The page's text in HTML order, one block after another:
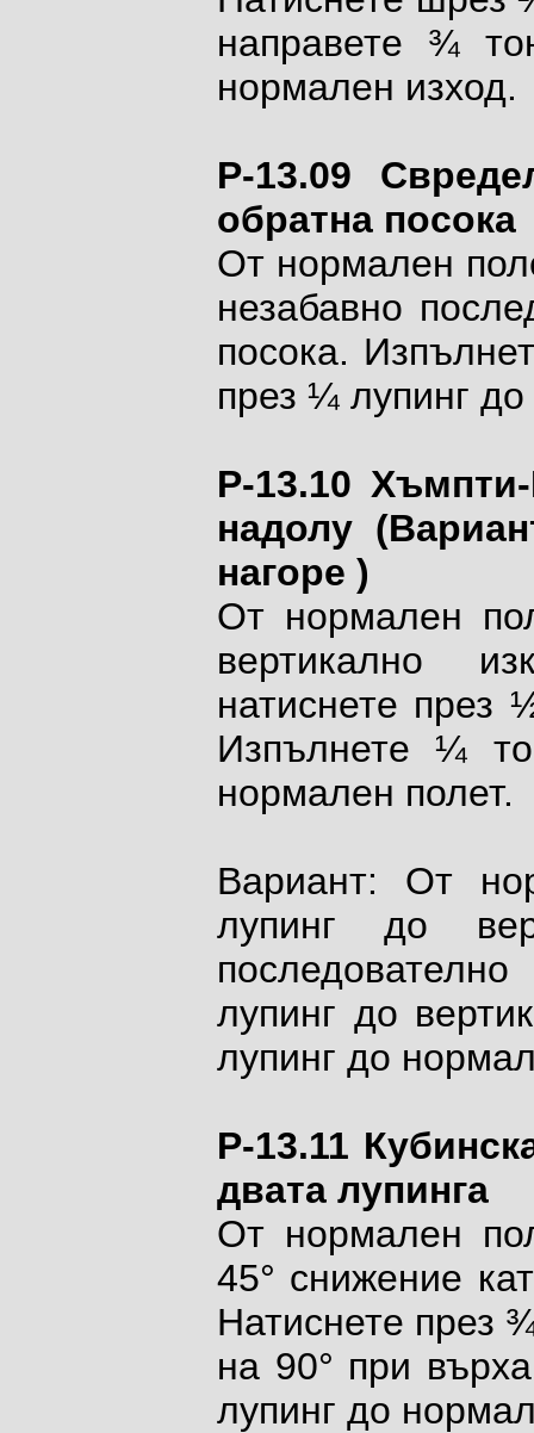
направете ¾
нормален изход.
P-13.09
обратна посока
От нормален
незабавно
посока.
през ¼ лупинг
P-13.10
надолу
нагоре )
От нормален
вертикално
натиснете през
Изпълнете ¼
нормален полет.
Вариант: От
лупинг до
лупинг до
лупинг до
P-13.11
двата лупинга
От нормален
45° снижение
Натиснете през
на 90° при
лупинг до